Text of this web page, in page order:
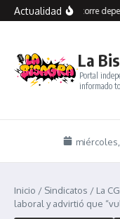
Saltar al contenido
ActualidadGrasso recorre
La
Portal
informado
Inicio / Sindicatos / La
laboral y advirtió que